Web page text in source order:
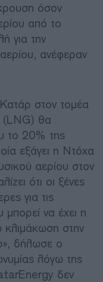
όσον
από το
για την
ανέφεραν
στον τομέα
(LNG) θα
το 20% της
εξάγει η Ντόχα
αερίου στον
ότι οι ξένες
για τις
μπορεί να έχει η
κλιμάκωση στην
δήλωσε ο
λόγω της
δεν